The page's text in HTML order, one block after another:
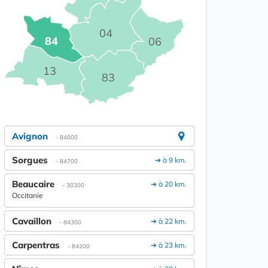
04
06
13 83
84
Avignon - 84000
➔ à 9 km.
Sorgues - 84700
➔ à 20 km.
Beaucaire - 30300
Occitanie
➔ à 22 km.
Cavaillon - 84300
➔ à 23 km.
Carpentras - 84200